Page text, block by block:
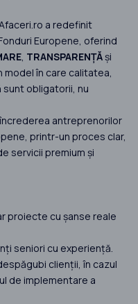
a redefinit
Europene, oferind
, TRANSPARENȚĂși
model în care calitatea,
obligatorii, nu
antreprenorilor
printr-un proces clar,
servicii premium și
proiecte cu șanse reale
seniori cu experiență.
clienții, în cazul
de implementare a